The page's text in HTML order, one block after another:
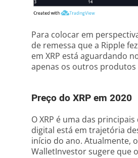
Para colocar em
de remessa que a Ripple
em XRP está aguardando
apenas os outros produtos
Preço do XRP em 2020
O XRP é uma das
digital está em trajetória
início do ano. Atualmente,
WalletInvestor sugere que